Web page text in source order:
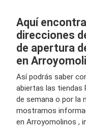
Aquí
direcciones
de apertura
en
Así podrás saber
abiertas las tiendas
de semana o por la
mostramos
en Arroyomolinos ,